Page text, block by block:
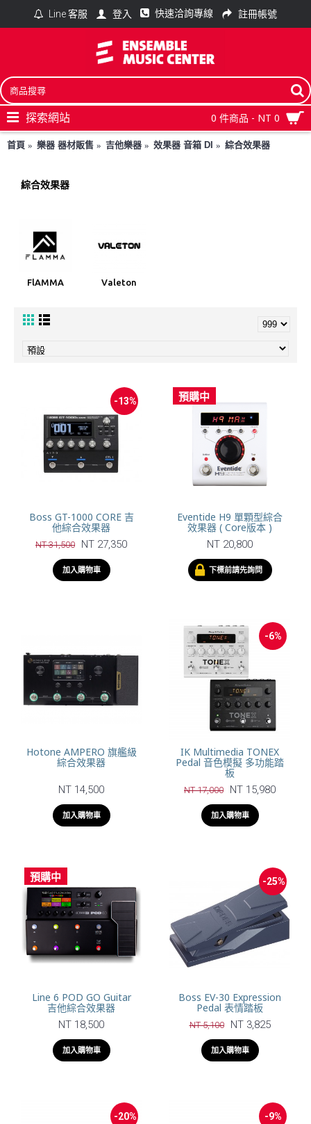
Line 客服 登入 快速洽詢專線 註冊帳號
0 件商品 - NT 0
探索網站
首頁 樂器 器材販售 吉他樂器 效果器 音箱 DI 綜合效果器
綜合效果器
FlAMMA Valeton
-13%
Boss GT-1000 CORE 吉
他綜合效果器
NT 31,500 NT 27,350
加入購物車
預購中
Eventide H9 單顆型綜合
效果器 ( Core版本 )
NT 20,800
下標前請先詢問
Hotone AMPERO 旗艦級
綜合效果器
NT 14,500
加入購物車
-6%
IK Multimedia TONEX
Pedal 音色模擬 多功能踏
板
NT 17,000 NT 15,980
加入購物車
預購中
Line 6 POD GO Guitar
吉他綜合效果器
NT 18,500
加入購物車
-25%
Boss EV-30 Expression
Pedal 表情踏板
NT 5,100 NT 3,825
加入購物車
-20% -9%